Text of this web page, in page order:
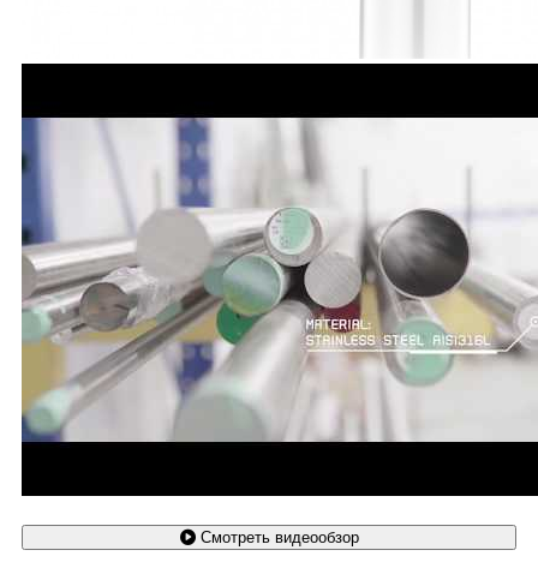
Смотреть видеообзор